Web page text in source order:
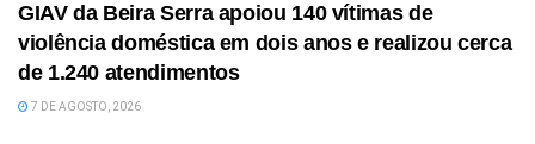
GIAV da Beira Serra apoiou 140 vítimas de
violência doméstica em dois anos e realizou cerca
de 1.240 atendimentos
7 DE AGOSTO, 2026